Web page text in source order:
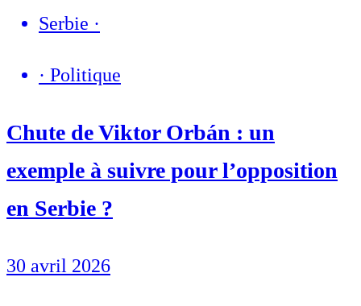
Serbie ·
· Politique
Chute de Viktor Orbán : un
exemple à suivre pour l’opposition
en Serbie ?
30 avril 2026